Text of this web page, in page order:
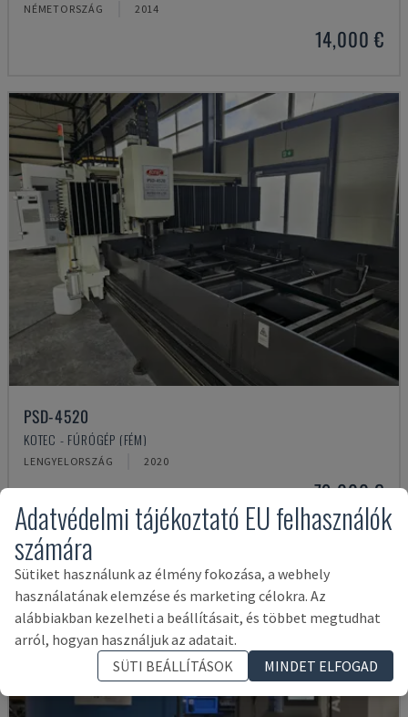
NÉMETORSZÁG 2014
14,000 €
PSD-4520
KOTEC - FÚRÓGÉP (FÉM)
LENGYELORSZÁG 2020
79,000 €
Adatvédelmi tájékoztató EU felhasználók
számára
Sütiket használunk az élmény fokozása, a webhely
használatának elemzése és marketing célokra. Az
alábbiakban kezelheti a beállításait, és többet megtudhat
arról, hogyan használjuk az adatait.
SÜTI BEÁLLÍTÁSOK
MINDET ELFOGAD